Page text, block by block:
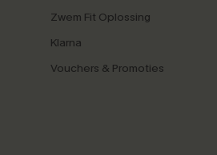
Zwem Fit Oplossing
Klarna
Vouchers & Promoties